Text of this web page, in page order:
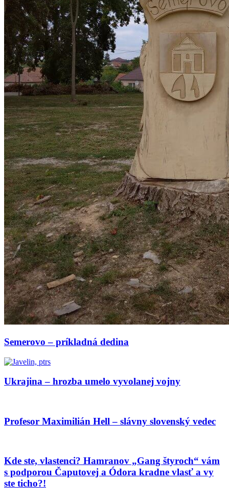
Semerovo – príkladná dedina
Ukrajina – hrozba umelo vyvolanej vojny
Profesor Maximilián Hell – slávny slovenský vedec
Kde ste, vlastenci? Hamranov „Gang štyroch“ vám
s podporou Čaputovej a Ódora kradne vlasť a vy
ste ticho?!